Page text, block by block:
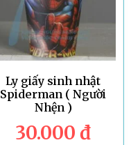
Ly giấy sinh nhật
Spiderman ( Người
Nhện )
30.000 đ